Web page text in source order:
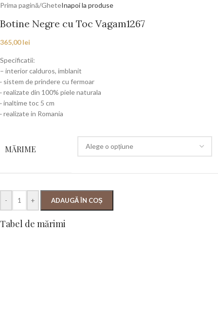
Prima pagină/GheteInapoi la produse
Botine Negre cu Toc Vagam1267
365,00lei
Specificatii:
– interior calduros, imblanit
· sistem de prindere cu fermoar
· realizate din 100% piele naturala
· inaltime toc 5 cm
· realizate in Romania
MĂRIME
- + ADAUGĂ ÎN COȘ
Tabel de mărimi